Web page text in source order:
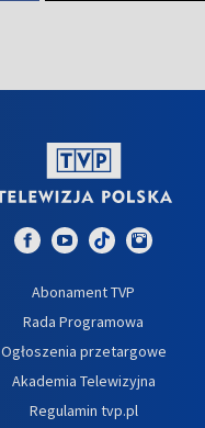
Abonament TVP
Rada Programowa
Ogłoszenia przetargowe
Akademia Telewizyjna
Regulamin tvp.pl